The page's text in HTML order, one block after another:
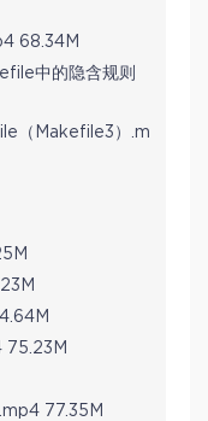
68.34M
中的隐含规则
（Makefile3）.m
75.23M
77.35M